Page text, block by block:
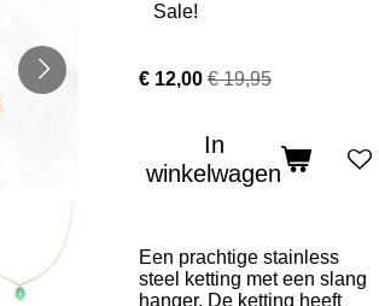
Sale!
€ 12,00 € 19,95
In
winkelwagen
Een prachtige stainless
steel ketting met een slang
hanger. De ketting heeft